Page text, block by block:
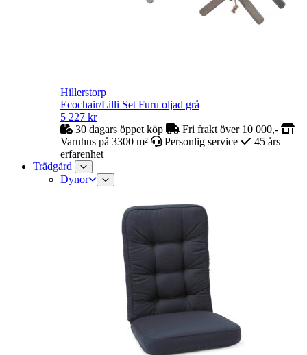
Hillerstorp
Ecochair/Lilli Set Furu oljad grå
5 227 kr
30 dagars öppet köp
Fri frakt över 10 000,-
Varuhus på 3300 m²
Personlig service
45 års
erfarenhet
Trädgård
Dynor